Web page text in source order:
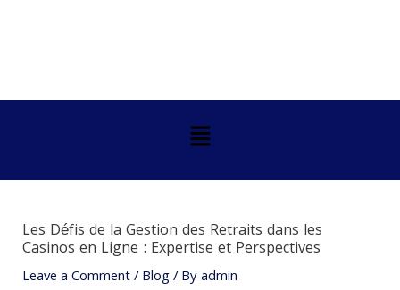
Menu
Les Défis de la Gestion des Retraits dans les
Casinos en Ligne : Expertise et Perspectives
Leave a Comment/Blog/ Byadmin